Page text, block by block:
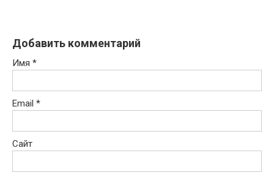
Добавить комментарий
Имя *
Email *
Сайт